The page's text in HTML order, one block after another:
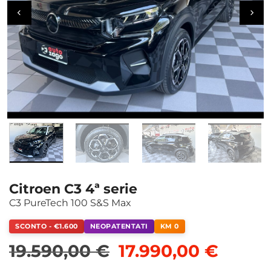
Citroen C3 4ª serie
C3 PureTech 100 S&S Max
SCONTO - €1.600 NEOPATENTATI KM 0
19.590,00€ Il prezzo originale
17.990,00€